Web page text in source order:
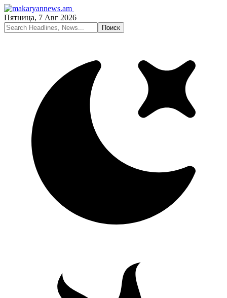
Пятница, 7 Авг 2026